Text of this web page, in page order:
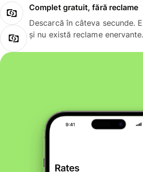
Complet gratuit, fără reclame
Descarcă în câteva secunde.
și nu există reclame enervante.